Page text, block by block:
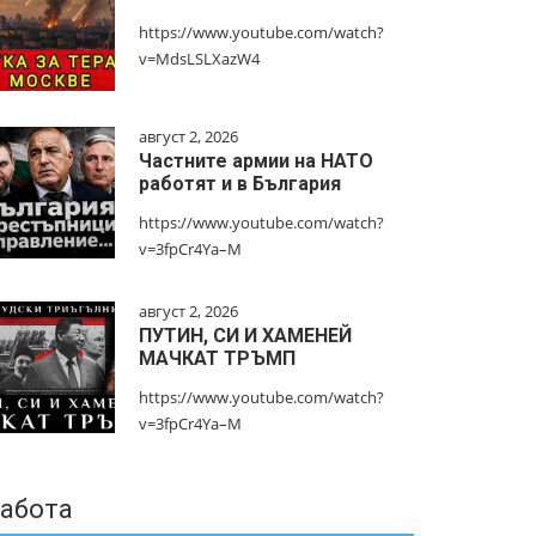
https://www.youtube.com/watch?
v=MdsLSLXazW4
август 2, 2026
Частните армии на НАТО
работят и в България
https://www.youtube.com/watch?
v=3fpCr4Ya–M
август 2, 2026
ПУТИН, СИ И ХАМЕНЕЙ
МАЧКАТ ТРЪМП
https://www.youtube.com/watch?
v=3fpCr4Ya–M